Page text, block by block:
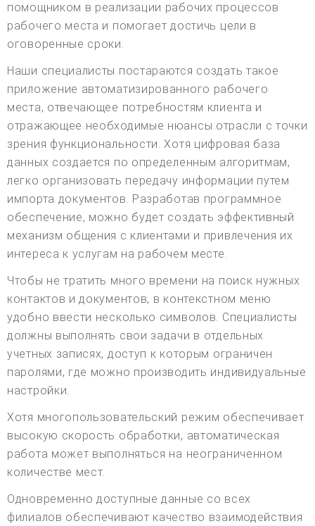
помощником в реализации рабочих процессов
рабочего места и помогает достичь цели в
оговоренные сроки.
Наши специалисты постараются создать такое
приложение автоматизированного рабочего
места, отвечающее потребностям клиента и
отражающее необходимые нюансы отрасли с точки
зрения функциональности. Хотя цифровая база
данных создается по определенным алгоритмам,
легко организовать передачу информации путем
импорта документов. Разработав программное
обеспечение, можно будет создать эффективный
механизм общения с клиентами и привлечения их
интереса к услугам на рабочем месте.
Чтобы не тратить много времени на поиск нужных
контактов и документов, в контекстном меню
удобно ввести несколько символов. Специалисты
должны выполнять свои задачи в отдельных
учетных записях, доступ к которым ограничен
паролями, где можно производить индивидуальные
настройки.
Хотя многопользовательский режим обеспечивает
высокую скорость обработки, автоматическая
работа может выполняться на неограниченном
количестве мест.
Одновременно доступные данные со всех
филиалов обеспечивают качество взаимодействия